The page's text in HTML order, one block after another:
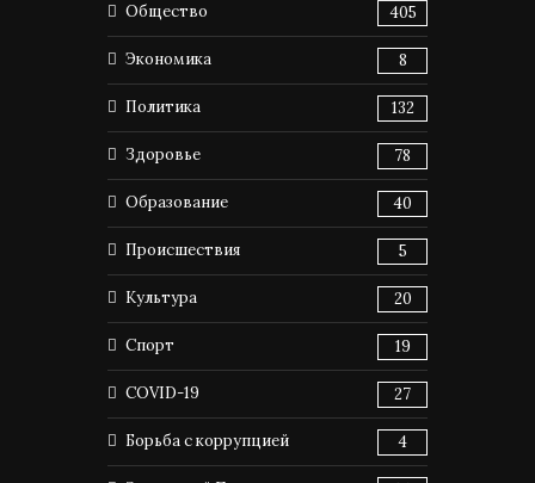
Общество 405
Экономика 8
Политика 132
Здоровье 78
Образование 40
Происшествия 5
Культура 20
Спорт 19
COVID-19 27
Борьба с коррупцией 4